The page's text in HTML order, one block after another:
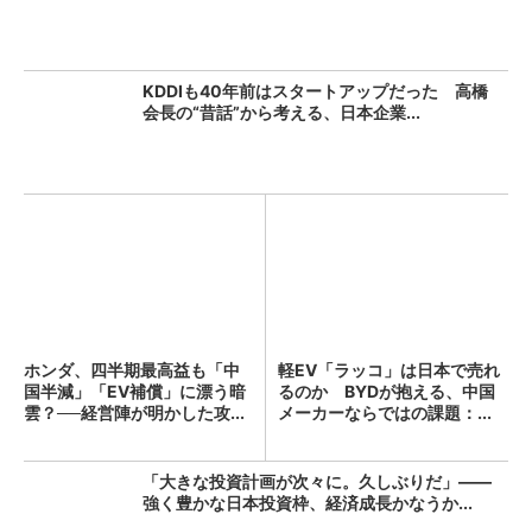
KDDIも40年前はスタートアップだった 高橋
会長の“昔話”から考える、日本企業...
ホンダ、四半期最高益も「中
国半減」「EV補償」に漂う暗
雲？──経営陣が明かした攻...
軽EV「ラッコ」は日本で売れ
るのか BYDが抱える、中国
メーカーならではの課題：...
「大きな投資計画が次々に。久しぶりだ」――
強く豊かな日本投資枠、経済成長かなうか...